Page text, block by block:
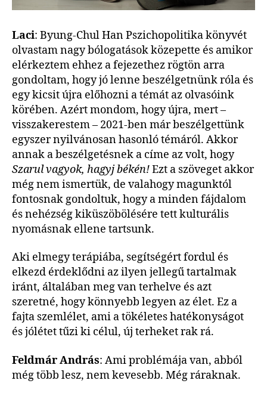
Laci: Byung-Chul Han Pszichopolitika könyvét
olvastam nagy bólogatások közepette és amikor
elérkeztem ehhez a fejezethez rögtön arra
gondoltam, hogy jó lenne beszélgetnünk róla és
egy kicsit újra előhozni a témát az olvasóink
körében. Azért mondom, hogy újra, mert –
visszakerestem – 2021-ben már beszélgettünk
egyszer nyilvánosan hasonló témáról. Akkor
annak a beszélgetésnek a címe az volt, hogy
Szarul vagyok, hagyj békén!Ezt a szöveget akkor
még nem ismertük, de valahogy magunktól
fontosnak gondoltuk, hogy a minden fájdalom
és nehézség kiküszöbölésére tett kulturális
nyomásnak ellene tartsunk.
Aki elmegy terápiába, segítségért fordul és
elkezd érdeklődni az ilyen jellegű tartalmak
iránt, általában meg van terhelve és azt
szeretné, hogy könnyebb legyen az élet. Ez a
fajta szemlélet, ami a tökéletes hatékonyságot
és jólétet tűzi ki célul, új terheket rak rá.
Feldmár András: Ami problémája van, abból
még több lesz, nem kevesebb. Még ráraknak.